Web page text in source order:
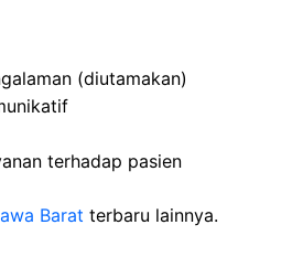
(diutamakan)
terhadap pasien
Barat terbaru lainnya.